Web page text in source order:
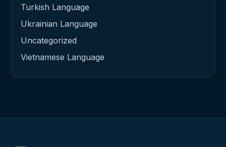
Turkish Language
Ukrainian Language
Uncategorized
Vietnamese Language